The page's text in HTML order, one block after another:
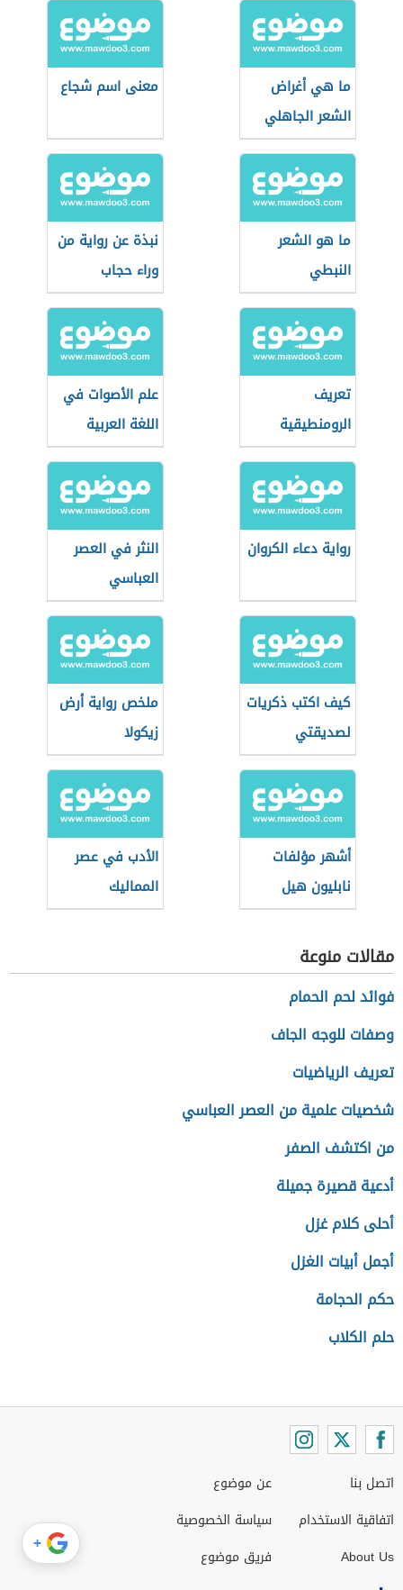
ما هي أغراض
الشعر الجاهلي
معنى اسم شجاع
ما هو الشعر
النبطي
نبذة عن رواية من
وراء حجاب
تعريف
الرومنطيقية
علم الأصوات في
اللغة العربية
رواية دعاء الكروان
النثر في العصر
العباسي
كيف اكتب ذكريات
لصديقتي
ملخص رواية أرض
زيكولا
أشهر مؤلفات
نابليون هيل
الأدب في عصر
المماليك
مقالات منوعة
فوائد لحم الحمام
وصفات للوجه الجاف
تعريف الرياضيات
شخصيات علمية من العصر العباسي
من اكتشف الصفر
أدعية قصيرة جميلة
أحلى كلام غزل
أجمل أبيات الغزل
حكم الحجامة
حلم الكلاب
اتصل بنا
اتفاقية الاستخدام
About Us
عن موضوع
سياسة الخصوصية
فريق موضوع
+